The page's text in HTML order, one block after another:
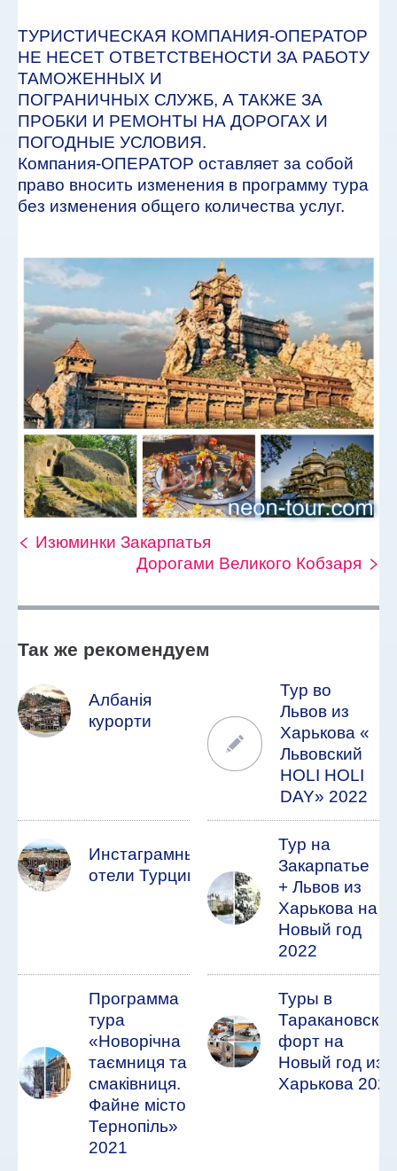
ТУРИСТИЧЕСКАЯ КОМПАНИЯ-ОПЕРАТОР
НЕ НЕСЕТ ОТВЕТСТВЕНОСТИ ЗА РАБОТУ
ТАМОЖЕННЫХ И
ПОГРАНИЧНЫХ СЛУЖБ, А ТАКЖЕ ЗА
ПРОБКИ И РЕМОНТЫ НА ДОРОГАХ И
ПОГОДНЫЕ УСЛОВИЯ.
Компания-ОПЕРАТОР оставляет за собой
право вносить изменения в программу тура
без изменения общего количества услуг.
Изюминки Закарпатья
Дорогами Великого Кобзаря
Так же рекомендуем
Албанія
курорти
Тур во
Львов из
Харькова «
Львовский
HOLI HOLI
DAY» 2022
Инстаграмные
отели Турции
Тур на
Закарпатье
+ Львов из
Харькова на
Новый год
2022
Программа
тура
«Новорічна
таємниця та
смаківниця.
Файне місто
Тернопіль»
2021
Туры в
Таракановский
форт на
Новый год из
Харькова 2022